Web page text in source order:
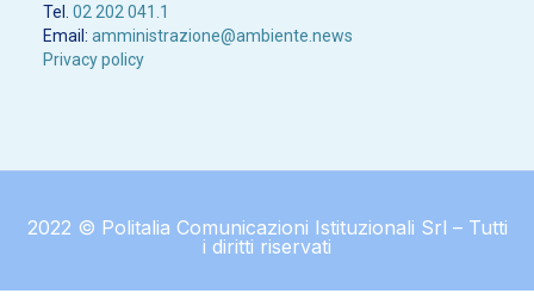
Tel. 02 202 041.1
Email: amministrazione@ambiente.news
Privacy policy
2022 © Politalia Comunicazioni Istituzionali Srl – Tutti
i diritti riservati